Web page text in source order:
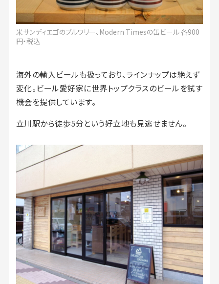
米サンディエゴのブルワリー、Modern Timesの缶ビール 各900
円・税込
海外の輸入ビールも扱っており、ラインナップは絶えず
変化。ビール愛好家に世界トップクラスのビールを試す
機会を提供しています。
立川駅から徒歩5分という好立地も見逃せません。